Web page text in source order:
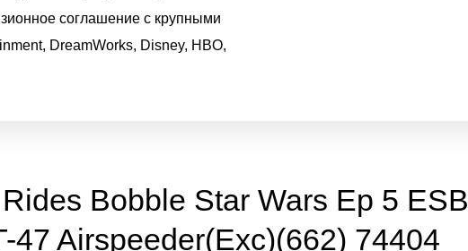
соглашение с крупными
DreamWorks, Disney, HBO,
Bobble Star Wars Ep 5 ESB
47 Airspeeder(Exc)(662) 74404